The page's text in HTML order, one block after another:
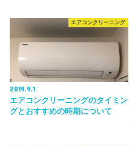
エアコンクリーニング
2019.9.1
エアコンクリーニングのタイミン
グとおすすめの時期について